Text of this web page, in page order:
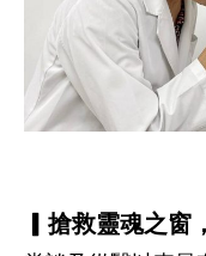
▎搶救靈魂之窗